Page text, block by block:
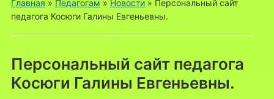
Главная » Педагогам » Новости» Персональный сайт
педагога Косюги Галины Евгеньевны.
Персональный сайт педагога
Косюги Галины Евгеньевны.